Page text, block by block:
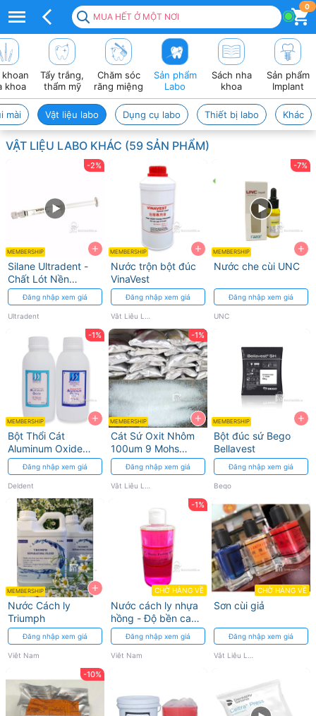
MUA HẾT Ở MỘT NƠI
0
Vật
liệu
Labo
–
Phục
vụ
chế
nền
phục
hình
tháo
lắp
khoa
Tẩy trắng,
thẩm mỹ
Chăm sóc
răng miệng
Sản phẩm
Labo
Sách nha
khoa
Sản phẩm
Implant
mài Vật liệu labo Dụng cụ labo Thiết bị labo Khác
VẬT LIỆU LABO KHÁC (59 SẢN PHẨM)
-2%
+
MEMBERSHIP
Silane Ultradent -
Chất Lót Nền
Chuyên Dụng Cho
Sứ
Đăng nhập xem giá
Ultradent
+
MEMBERSHIP
Nước trộn bột đúc
VinaVest
Đăng nhập xem giá
-7%
+
MEMBERSHIP
Nước che cùi UNC
Đăng nhập xem giá
UNC
-1%
+
MEMBERSHIP
Bột Thổi Cát
Aluminum Oxide
Deldent - Hiệu Suất
Cao
Đăng nhập xem giá
Deldent
-1%
+
MEMBERSHIP
Cát Sứ Oxit Nhôm
100um 9 Mohs
dùng cho Lab Nha
Khoa
Đăng nhập xem giá
+
MEMBERSHIP
Bột đúc sứ Bego
Bellavest
Đăng nhập xem giá
Bego
+
MEMBERSHIP
Nước Cách ly
Triumph
Đăng nhập xem giá
Việt Nam
-1%
CHỜ HÀNG VỀ
Nước cách ly nhựa
hồng - Độ bền cao
cho labo nha khoa
Đăng nhập xem giá
Việt Nam
CHỜ HÀNG VỀ
Sơn cùi giả
Đăng nhập xem giá
-10%